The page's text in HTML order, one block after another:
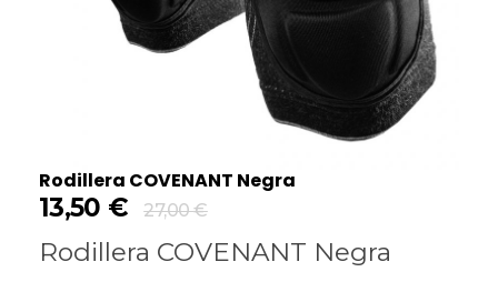
Rodillera COVENANT Negra
13,50 € 27,00€
Rodillera COVENANT Negra